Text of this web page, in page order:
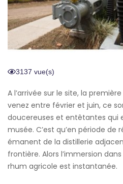
3137 vue(s)
A l’arrivée sur le site, la
venez entre février et juin, ce
doucereuses et entêtantes qui
musée. C’est qu’en période de
émanent de la distillerie
frontière. Alors l’immersion
rhum agricole est instantanée.